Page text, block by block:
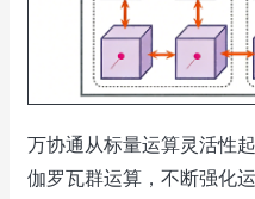
万协通从标量运算灵活性
伽罗瓦群运算，不断强化